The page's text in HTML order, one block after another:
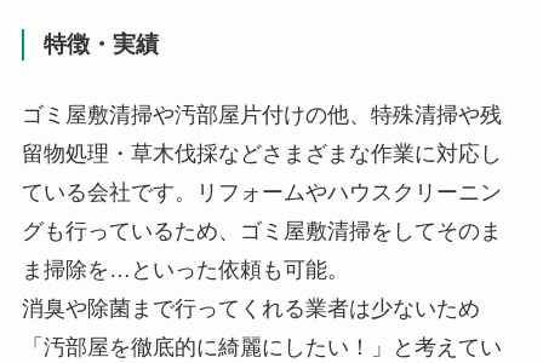
特徴・実績
ゴミ屋敷清掃や汚部屋片付けの他、特殊清掃や残
留物処理・草木伐採などさまざまな作業に対応し
ている会社です。リフォームやハウスクリーニン
グも行っているため、ゴミ屋敷清掃をしてそのま
ま掃除を…といった依頼も可能。
消臭や除菌まで行ってくれる業者は少ないため
「汚部屋を徹底的に綺麗にしたい！」と考えてい